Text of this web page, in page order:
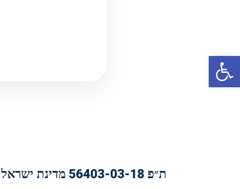
פתח סרגל נגישות
ת״פ 56403-03-18 מדינת ישראל ני נאסר ואח׳